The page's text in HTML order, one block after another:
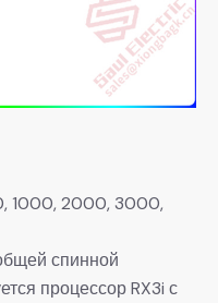
1000, 2000, 3000,
спинной
процессор RX3i с